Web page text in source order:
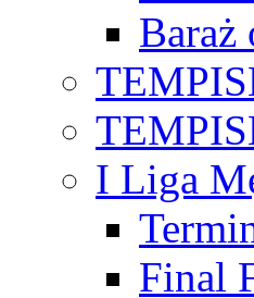
Baraż
I Liga
Final